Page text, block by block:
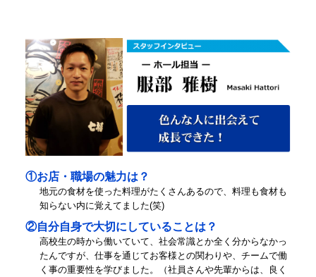
①お店・職場の魅力は？
地元の食材を使った料理がたくさんあるので、料理も食材も
知らない内に覚えてました(笑)
②自分自身で大切にしていることは？
高校生の時から働いていて、社会常識とか全く分からなかっ
たんですが、仕事を通じてお客様との関わりや、チームで働
く事の重要性を学びました。（社員さんや先輩からは、良く